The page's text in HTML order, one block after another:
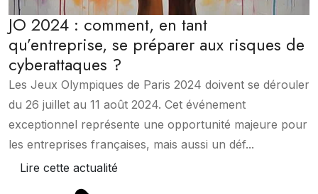
JO 2024 : comment, en tant
qu’entreprise, se préparer aux risques de
cyberattaques ?
Les Jeux Olympiques de Paris 2024 doivent se dérouler
du 26 juillet au 11 août 2024. Cet événement
exceptionnel représente une opportunité majeure pour
les entreprises françaises, mais aussi un déf...
Lire cette actualité